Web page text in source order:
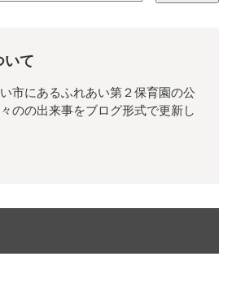
いて
市にあるふれあい第２保育園の公
のの出来事をブログ形式で更新し